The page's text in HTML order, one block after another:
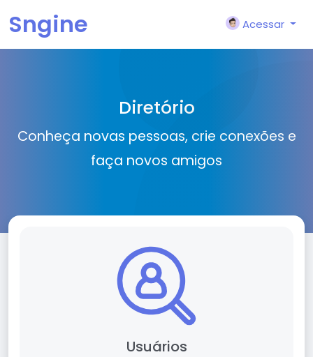
Sngine Acessar
Diretório
Conheça novas pessoas, crie conexões e
faça novos amigos
Usuários